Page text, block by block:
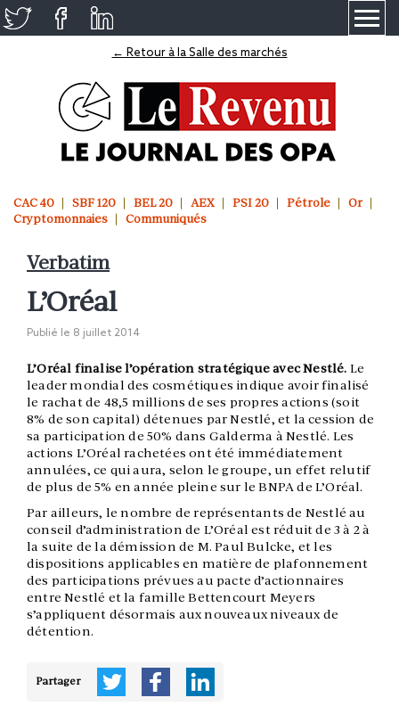
← Retour à la Salle des marchés
CAC 40 SBF 120 BEL 20 AEX PSI 20 Pétrole
Or
Cryptomonnaies
Communiqués
Verbatim
L’Oréal
Publié le 8 juillet 2014
L’Oréal finalise l’opération stratégique avec Nestlé. Le
leader mondial des cosmétiques indique avoir finalisé
le rachat de 48,5 millions de ses propres actions (soit
8% de son capital) détenues par Nestlé, et la cession de
sa participation de 50% dans Galderma à Nestlé. Les
actions L’Oréal rachetées ont été immédiatement
annulées, ce qui aura, selon le groupe, un effet relutif
de plus de 5% en année pleine sur le BNPA de L’Oréal.
Par ailleurs, le nombre de représentants de Nestlé au
conseil d’administration de L’Oréal est réduit de 3 à 2 à
la suite de la démission de M. Paul Bulcke, et les
dispositions applicables en matière de plafonnement
des participations prévues au pacte d’actionnaires
entre Nestlé et la famille Bettencourt Meyers
s’appliquent désormais aux nouveaux niveaux de
détention.
Partager